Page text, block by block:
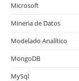
Microsoft
Mineria de Datos
Modelado Analítico
MongoDB
MySql